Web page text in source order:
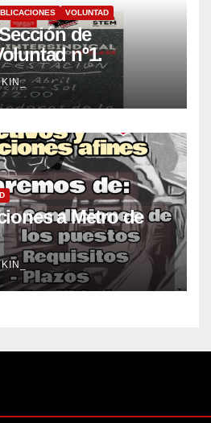
VOLUNTAD
de
nº1.
KIN_
a Metro de
KIN_